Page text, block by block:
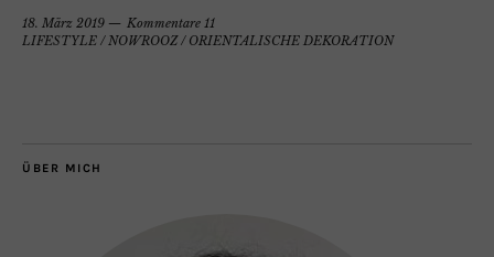
18. März 2019
Kommentare 11
LIFESTYLE /NOWROOZ/ ORIENTALISCHE DEKORATION
ÜBER MICH